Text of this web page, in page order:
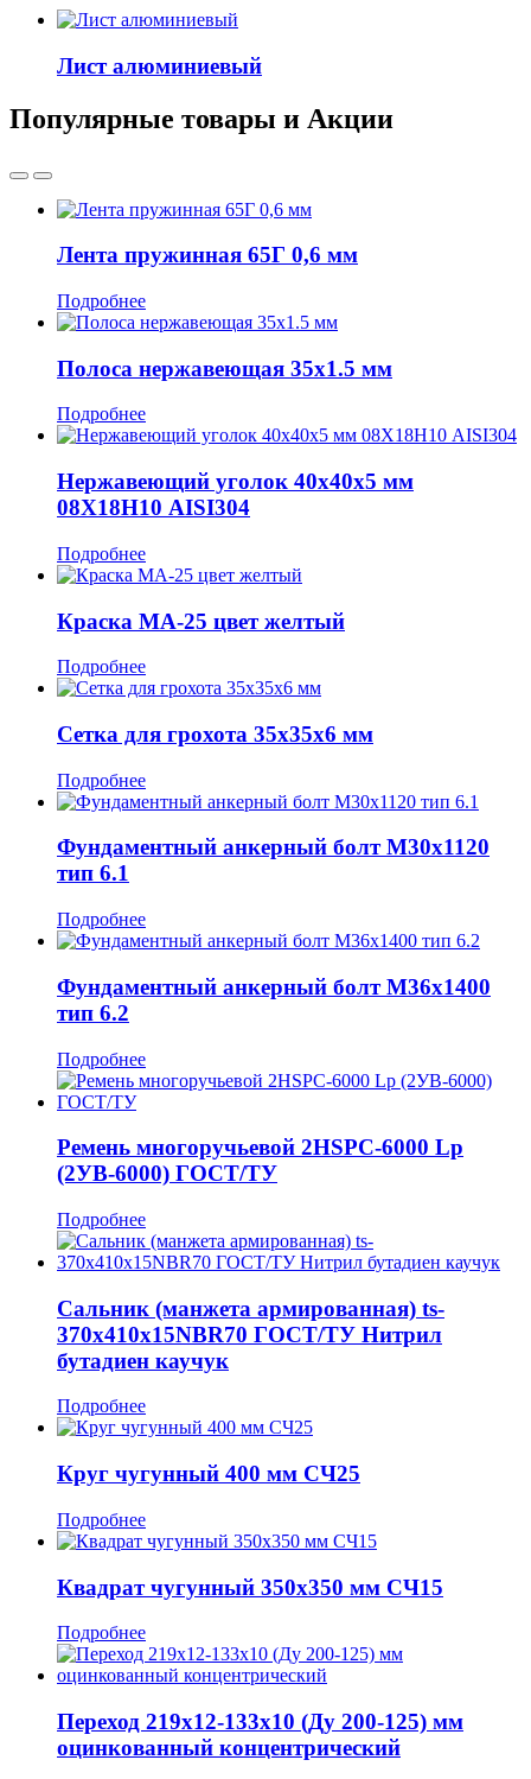
Лист алюминиевый
Популярные товары и Акции
Лента пружинная 65Г 0,6 мм
Подробнее
Полоса нержавеющая 35x1.5 мм
Подробнее
Нержавеющий уголок 40x40x5 мм
08Х18Н10 AISI304
Подробнее
Краска МА-25 цвет желтый
Подробнее
Сетка для грохота 35х35x6 мм
Подробнее
Фундаментный анкерный болт М30x1120
тип 6.1
Подробнее
Фундаментный анкерный болт М36x1400
тип 6.2
Подробнее
Ремень многоручьевой 2HSPC-6000 Lp
(2УВ-6000) ГОСТ/ТУ
Подробнее
Сальник (манжета армированная) ts-
370x410x15NBR70 ГОСТ/ТУ Нитрил
бутадиен каучук
Подробнее
Круг чугунный 400 мм СЧ25
Подробнее
Квадрат чугунный 350x350 мм СЧ15
Подробнее
Переход 219x12-133x10 (Ду 200-125) мм
оцинкованный концентрический